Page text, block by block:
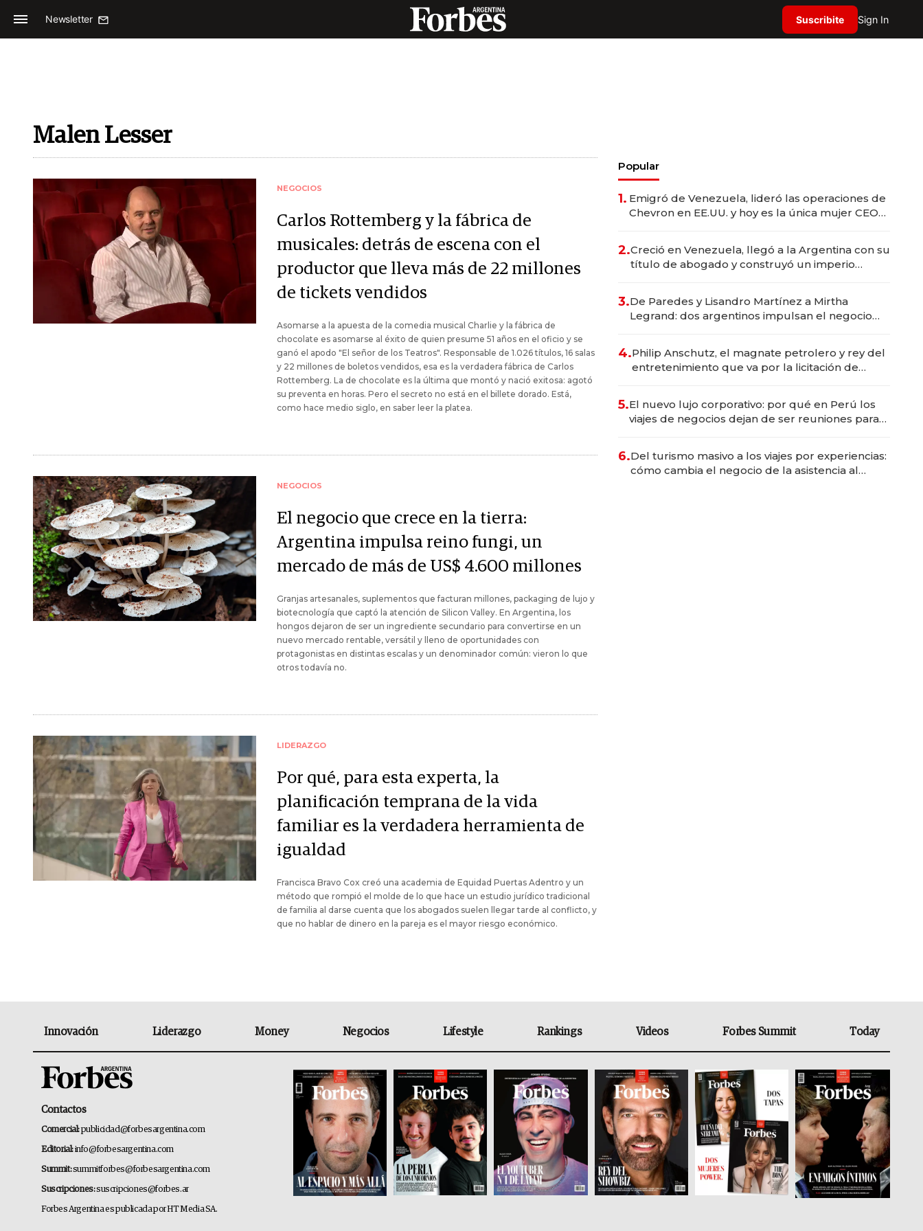
Newsletter Suscribite Sign In
Malen Lesser
NEGOCIOS
Carlos Rottemberg y la fábrica de
musicales: detrás de escena con el
productor que lleva más de 22 millones
de tickets vendidos
Asomarse a la apuesta de la comedia musical Charlie y la fábrica de
chocolate es asomarse al éxito de quien presume 51 años en el oficio y se
ganó el apodo "El señor de los Teatros". Responsable de 1.026 títulos, 16 salas
y 22 millones de boletos vendidos, esa es la verdadera fábrica de Carlos
Rottemberg. La de chocolate es la última que montó y nació exitosa: agotó
su preventa en horas. Pero el secreto no está en el billete dorado. Está,
como hace medio siglo, en saber leer la platea.
NEGOCIOS
El negocio que crece en la tierra:
Argentina impulsa reino fungi, un
mercado de más de US$ 4.600 millones
Granjas artesanales, suplementos que facturan millones, packaging de lujo y
biotecnología que captó la atención de Silicon Valley. En Argentina, los
hongos dejaron de ser un ingrediente secundario para convertirse en un
nuevo mercado rentable, versátil y lleno de oportunidades con
protagonistas en distintas escalas y un denominador común: vieron lo que
otros todavía no.
LIDERAZGO
Por qué, para esta experta, la
planificación temprana de la vida
familiar es la verdadera herramienta de
igualdad
Francisca Bravo Cox creó una academia de Equidad Puertas Adentro y un
método que rompió el molde de lo que hace un estudio jurídico tradicional
de familia al darse cuenta que los abogados suelen llegar tarde al conflicto, y
que no hablar de dinero en la pareja es el mayor riesgo económico.
Popular
1. Emigró de Venezuela, lideró las operaciones de
Chevron en EE.UU. y hoy es la única mujer CEO
2.Creció en Venezuela, llegó a la Argentina con su
título de abogado y construyó un imperio
3.De Paredes y Lisandro Martínez a Mirtha
Legrand: dos argentinos impulsan el negocio
4.Philip Anschutz, el magnate petrolero y rey del
entretenimiento que va por la licitación de
5.El nuevo lujo corporativo: por qué en Perú los
viajes de negocios dejan de ser reuniones para
6.Del turismo masivo a los viajes por experiencias:
cómo cambia el negocio de la asistencia al
Innovación Liderazgo Money Negocios Lifestyle Rankings Videos Forbes Summit Today
Contactos
Comercial:publicidad@forbesargentina.com
Editorial:info@forbesargentina.com
Summit:summitforbes@forbesargentina.com
Suscripciones:suscripciones@forbes.ar
Forbes Argentina es publicada por HT Media SA.